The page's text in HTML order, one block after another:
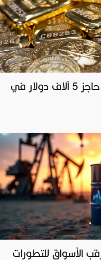
توقعات بكسر الذهب حاجز 5 آلاف دولار في
الأسواق للتطورات